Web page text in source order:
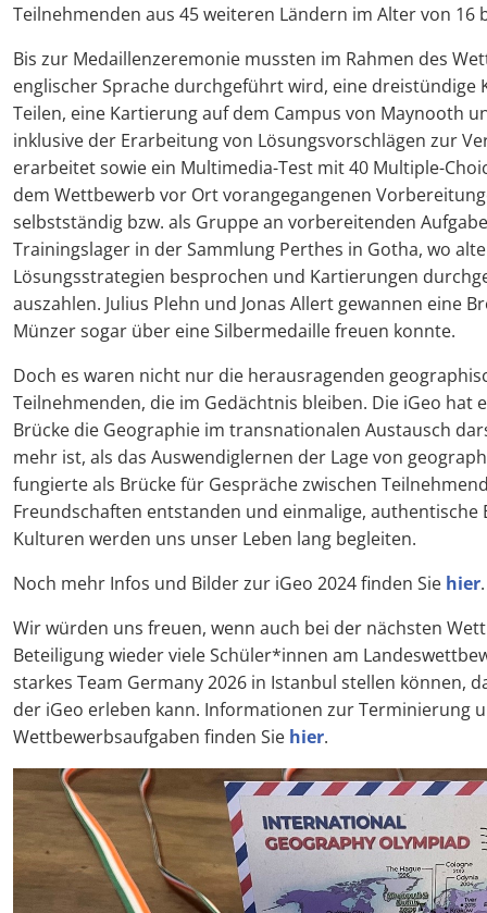
Teilnehmenden aus 45 weiteren Ländern im Alter von 16
Bis zur Medaillenzeremonie mussten im Rahmen des
englischer Sprache durchgeführt wird, eine dreistündige
Teilen, eine Kartierung auf dem Campus von Maynooth
inklusive der Erarbeitung von Lösungsvorschlägen zur
erarbeitet sowie ein Multimedia-Test mit 40 Multiple-
dem Wettbewerb vor Ort vorangegangenen
selbstständig bzw. als Gruppe an vorbereitenden
Trainingslager in der Sammlung Perthes in Gotha, wo
Lösungsstrategien besprochen und Kartierungen
auszahlen. Julius Plehn und Jonas Allert gewannen eine
Münzer sogar über eine Silbermedaille freuen konnte.
Doch es waren nicht nur die herausragenden
Teilnehmenden, die im Gedächtnis bleiben. Die iGeo hat
Brücke die Geographie im transnationalen Austausch
mehr ist, als das Auswendiglernen der Lage von
fungierte als Brücke für Gespräche zwischen
Freundschaften entstanden und einmalige, authentische
Kulturen werden uns unser Leben lang begleiten.
Noch mehr Infos und Bilder zur iGeo 2024 finden Sie hier.
Wir würden uns freuen, wenn auch bei der nächsten
Beteiligung wieder viele Schüler*innen am
starkes Team Germany 2026 in Istanbul stellen können,
der iGeo erleben kann. Informationen zur Terminierung
Wettbewerbsaufgaben finden Sie hier.